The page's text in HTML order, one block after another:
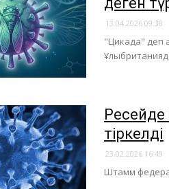
13.04.2026 09:38
"Цикада" деп
Ресейде
тіркелді
23.02.2026 16:49
Штамм